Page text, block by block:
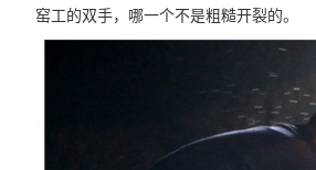
窑工的双手，哪一个不是粗糙开裂的。